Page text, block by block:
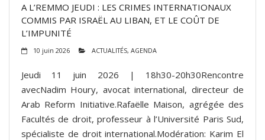
A L’REMMO JEUDI : LES CRIMES INTERNATIONAUX
COMMIS PAR ISRAËL AU LIBAN, ET LE COÛT DE
L’IMPUNITÉ
10 juin 2026 ACTUALITÉS, AGENDA
Jeudi 11 juin 2026 | 18h30-20h30Rencontre
avecNadim Houry, avocat international, directeur de
Arab Reform Initiative.Rafaëlle Maison, agrégée des
Facultés de droit, professeur à l’Université Paris Sud,
spécialiste de droit international.Modération: Karim El